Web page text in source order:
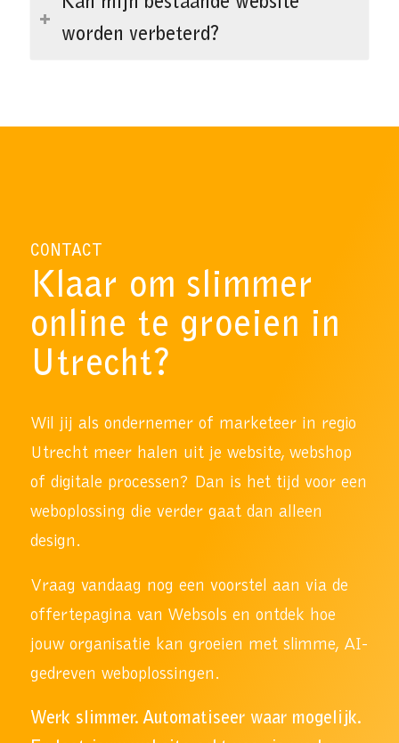
worden verbeterd?
CONTACT
Klaar om slimmer
online te groeien in
Utrecht?
Wil jij als ondernemer of marketeer in regio
Utrecht meer halen uit je website, webshop
of digitale processen? Dan is het tijd voor een
weboplossing die verder gaat dan alleen
design.
Vraag vandaag nog een voorstel aan via de
offertepagina van Websols en ontdek hoe
jouw organisatie kan groeien met slimme, AI-
gedreven weboplossingen.
Werk slimmer. Automatiseer waar mogelijk.